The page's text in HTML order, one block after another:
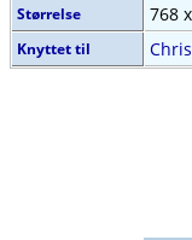
Størrelse 768
Knyttet til